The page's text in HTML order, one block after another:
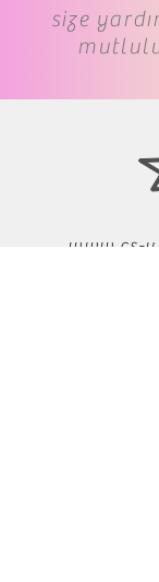
size
www.cs-